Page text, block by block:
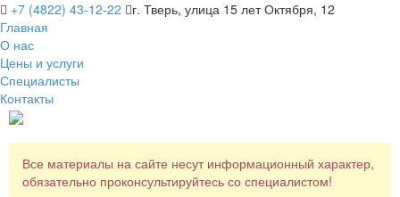
+7 (4822) 43-12-22
г. Тверь, улица 15 лет Октября, 12
Главная
О нас
Цены и услуги
Специалисты
Контакты
Все материалы на сайте несут информационный характер,
обязательно проконсультируйтесь со специалистом!